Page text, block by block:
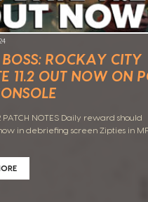
BOSS: ROCKAY CITY
11.2 OUT NOW ON
PATCH NOTES Daily reward should
in debriefing screen Zipties in